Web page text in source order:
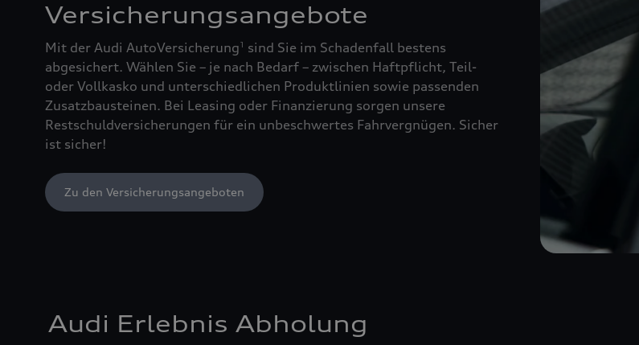
Versicherungsangebote
Mit der Audi AutoVersicherung1
sind Sie im Schadenfall bestens
abgesichert. Wählen Sie – je nach Bedarf – zwischen Haftpflicht, Teil-
oder Vollkasko und unterschiedlichen Produktlinien sowie passenden
Zusatzbausteinen. Bei Leasing oder Finanzierung sorgen unsere
Restschuldversicherungen für ein unbeschwertes Fahrvergnügen. Sicher
ist sicher!
Zu den Versicherungsangeboten
Audi Erlebnis Abholung